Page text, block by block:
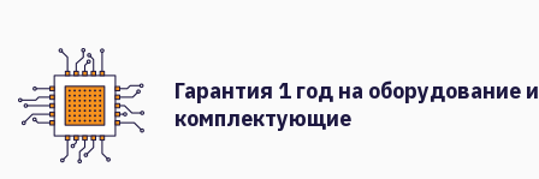
Гарантия 1 год на оборудование и
комплектующие